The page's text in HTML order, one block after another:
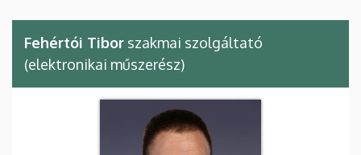
Fehértói Tibor szakmai szolgáltató
(elektronikai műszerész)